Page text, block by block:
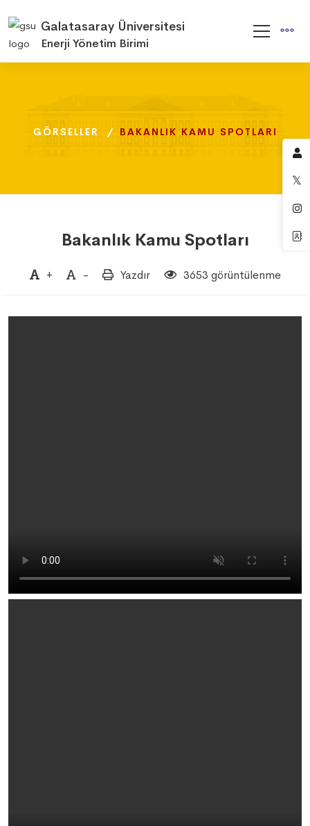
Galatasaray Üniversitesi
Enerji Yönetim Birimi
GÖRSELLER BAKANLIK KAMU SPOTLARI
GÖRSELLER BAKANLIK KAMU SPOTLARI
GÖRSELLER BAKANLIK KAMU SPOTLARI
Bakanlık Kamu Spotları
+ - Yazdır 3653 görüntülenme